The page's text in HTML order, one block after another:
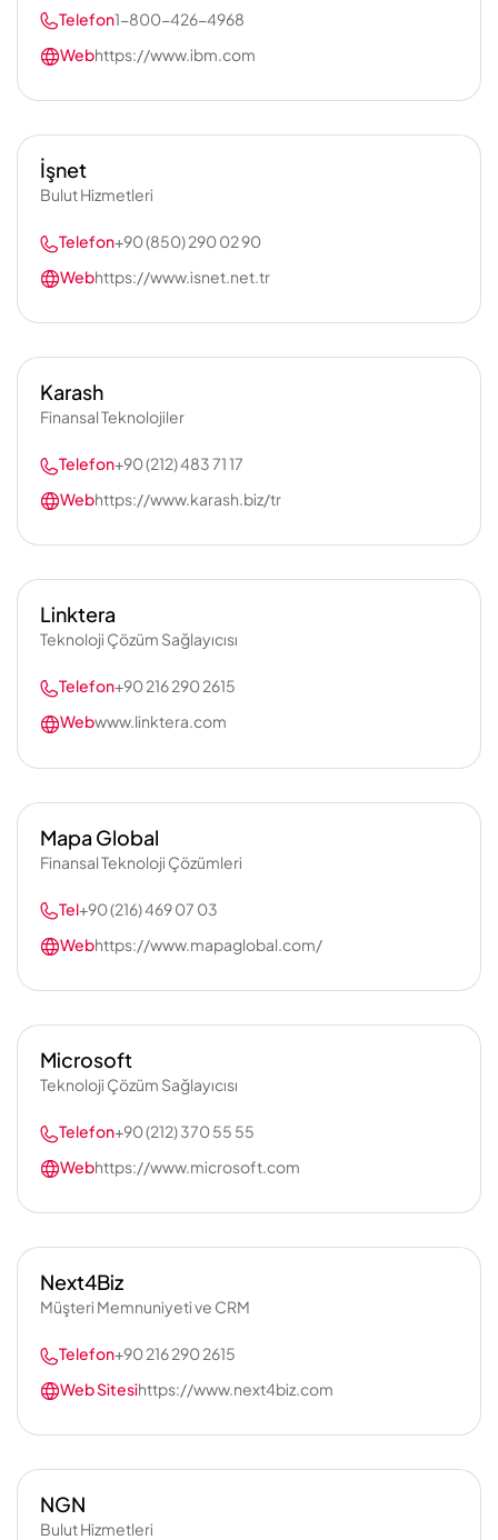
Telefon1-800-426-4968
Webhttps://www.ibm.com
İşnet
Bulut Hizmetleri
Telefon+90 (850) 290 02 90
Webhttps://www.isnet.net.tr
Karash
Finansal Teknolojiler
Telefon+90 (212) 483 71 17
Webhttps://www.karash.biz/tr
Linktera
Teknoloji Çözüm Sağlayıcısı
Telefon+90 216 290 2615
Webwww.linktera.com
Mapa Global
Finansal Teknoloji Çözümleri
Tel+90 (216) 469 07 03
Webhttps://www.mapaglobal.com/
Microsoft
Teknoloji Çözüm Sağlayıcısı
Telefon+90 (212) 370 55 55
Webhttps://www.microsoft.com
Next4Biz
Müşteri Memnuniyeti ve CRM
Telefon+90 216 290 2615
Web Sitesihttps://www.next4biz.com
NGN
Bulut Hizmetleri